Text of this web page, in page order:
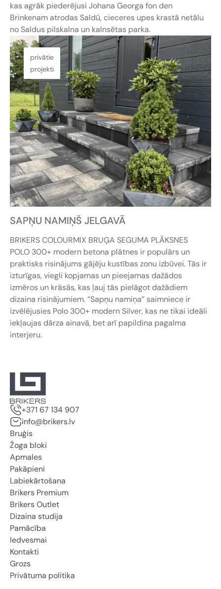
kas agrāk piederējusi Johana Georga fon den
Brinkenam atrodas Saldū, cieceres upes krastā netālu
no Saldus pilskalna un kalnsētas parka.
privātie
projekti
SAPŅU NAMIŅŠ JELGAVĀ
BRIKERS COLOURMIX BRUĢA SEGUMA PLĀKSNES
POLO 300+ modern betona plātnes ir populārs un
praktisks risinājums gājēju kustības zonu izbūvei. Tās ir
izturīgas, viegli kopjamas un pieejamas dažādos
izmēros un krāsās, kas ļauj tās pielāgot dažādiem
dizaina risinājumiem. “Sapņu namiņa” saimniece ir
izvēlējusies Polo 300+ modern Silver, kas ne tikai ideāli
iekļaujas dārza ainavā, bet arī papildina pagalma
interjeru.
+371 67 134 907
info@brikers.lv
Bruģis
Žoga bloki
Apmales
Pakāpieni
Labiekārtošana
Brikers Premium
Brikers Outlet
Dizaina studija
Pamācība
Iedvesmai
Kontakti
Grozs
Privātuma politika